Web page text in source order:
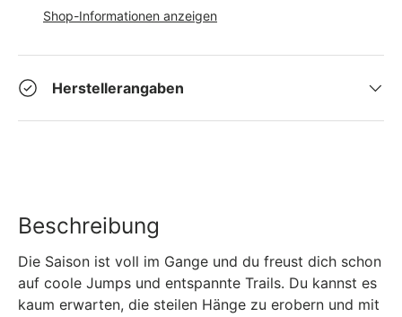
Shop-Informationen anzeigen
Herstellerangaben
Beschreibung
Die Saison ist voll im Gange und du freust dich schon
auf coole Jumps und entspannte Trails. Du kannst es
kaum erwarten, die steilen Hänge zu erobern und mit